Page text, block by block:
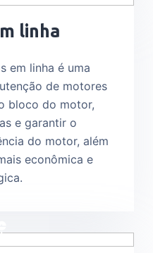
linha
em linha é uma
de motores
bloco do motor,
e garantir o
do motor, além
econômica e